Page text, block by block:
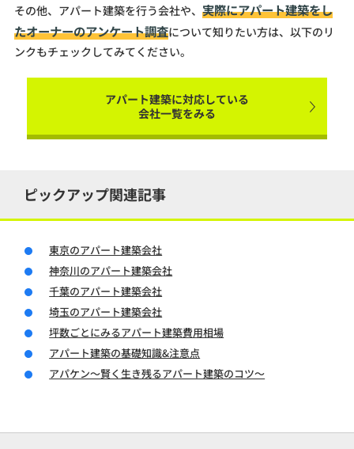
その他、アパート建築を行う会社や、 実際にアパート建築をし
たオーナーのアンケート調査について知りたい方は、以下のリ
ンクもチェックしてみてください。
アパート建築に対応している
会社一覧をみる
ピックアップ関連記事
東京のアパート建築会社
神奈川のアパート建築会社
千葉のアパート建築会社
埼玉のアパート建築会社
坪数ごとにみるアパート建築費用相場
アパート建築の基礎知識&注意点
アパケン～賢く生き残るアパート建築のコツ～